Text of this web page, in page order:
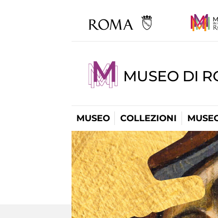
MUSEO DI
MUSEO COLLEZIONI